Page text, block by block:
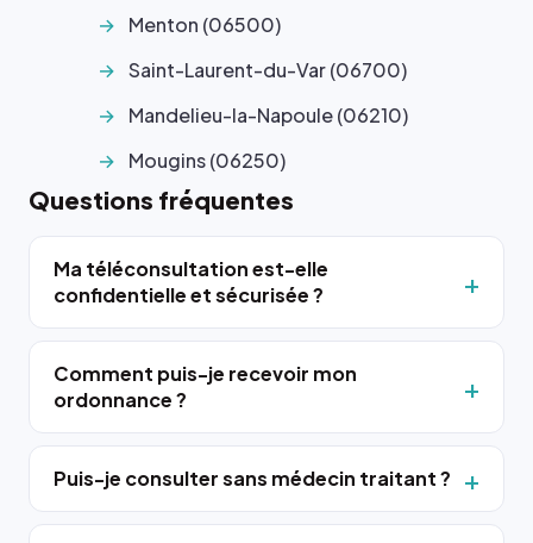
Menton (06500)
Saint-Laurent-du-Var (06700)
Mandelieu-la-Napoule (06210)
Mougins (06250)
Questions fréquentes
Ma téléconsultation est-elle
confidentielle et sécurisée ?
Comment puis-je recevoir mon
ordonnance ?
Puis-je consulter sans médecin traitant ?